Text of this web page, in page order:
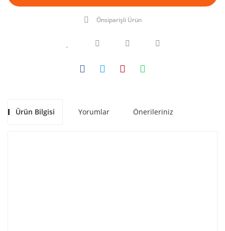
Önsiparişli Ürün
Ürün Bilgisi Yorumlar Önerileriniz